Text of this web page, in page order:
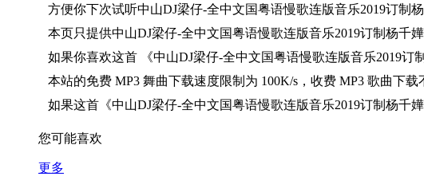
方便你下次试听中山DJ梁仔-全中文国粤语慢歌连版音乐2019订制
本页只提供中山DJ梁仔-全中文国粤语慢歌连版音乐2019订制杨千
如果你喜欢这首 《中山DJ梁仔-全中文国粤语慢歌连版音乐2019订
本站的免费 MP3舞曲下载速度限制为 100K/s，收费 MP3歌曲下载
如果这首《中山DJ梁仔-全中文国粤语慢歌连版音乐2019订制杨千
您可能喜欢
更多